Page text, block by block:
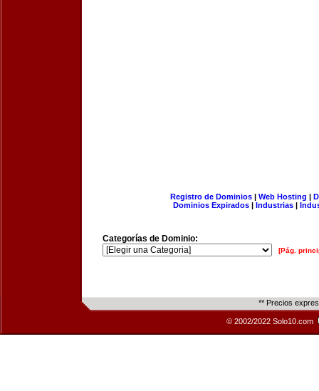
Registro de Dominios| Web Hosting |
Dominios Expirados | Industrias |
Categorías de Dominio:
[Pág.
** Precios
© 2002/2022 Solo10.com